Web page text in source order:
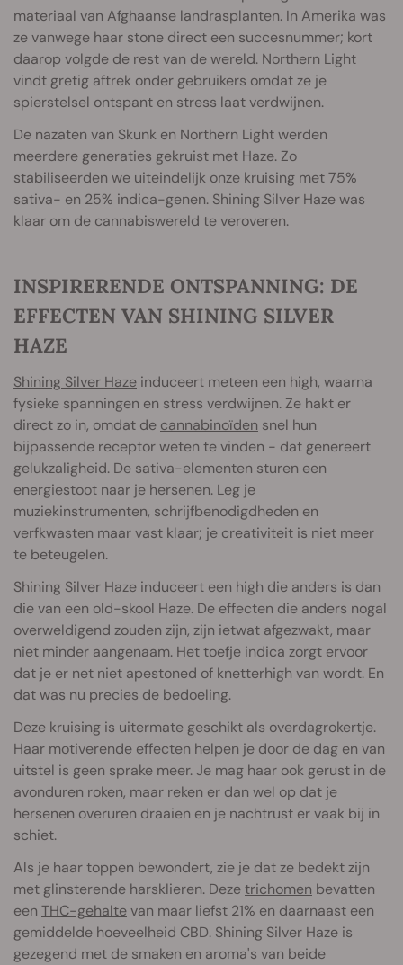
materiaal van Afghaanse landrasplanten. In Amerika was
ze vanwege haar stone direct een succesnummer; kort
daarop volgde de rest van de wereld. Northern Light
vindt gretig aftrek onder gebruikers omdat ze je
spierstelsel ontspant en stress laat verdwijnen.
De nazaten van Skunk en Northern Light werden
meerdere generaties gekruist met Haze. Zo
stabiliseerden we uiteindelijk onze kruising met 75%
sativa- en 25% indica-genen. Shining Silver Haze was
klaar om de cannabiswereld te veroveren.
INSPIRERENDE ONTSPANNING: DE
EFFECTEN VAN SHINING SILVER
HAZE
Shining Silver Haze induceert meteen een high, waarna
fysieke spanningen en stress verdwijnen. Ze hakt er
direct zo in, omdat de cannabinoïden snel hun
bijpassende receptor weten te vinden - dat genereert
gelukzaligheid. De sativa-elementen sturen een
energiestoot naar je hersenen. Leg je
muziekinstrumenten, schrijfbenodigdheden en
verfkwasten maar vast klaar; je creativiteit is niet meer
te beteugelen.
Shining Silver Haze induceert een high die anders is dan
die van een old-skool Haze. De effecten die anders nogal
overweldigend zouden zijn, zijn ietwat afgezwakt, maar
niet minder aangenaam. Het toefje indica zorgt ervoor
dat je er net niet apestoned of knetterhigh van wordt. En
dat was nu precies de bedoeling.
Deze kruising is uitermate geschikt als overdagrokertje.
Haar motiverende effecten helpen je door de dag en van
uitstel is geen sprake meer. Je mag haar ook gerust in de
avonduren roken, maar reken er dan wel op dat je
hersenen overuren draaien en je nachtrust er vaak bij in
schiet.
Als je haar toppen bewondert, zie je dat ze bedekt zijn
met glinsterende harsklieren. Dezetrichomen bevatten
een THC-gehaltevan maar liefst 21% en daarnaast een
gemiddelde hoeveelheid CBD. Shining Silver Haze is
gezegend met de smaken en aroma's van beide